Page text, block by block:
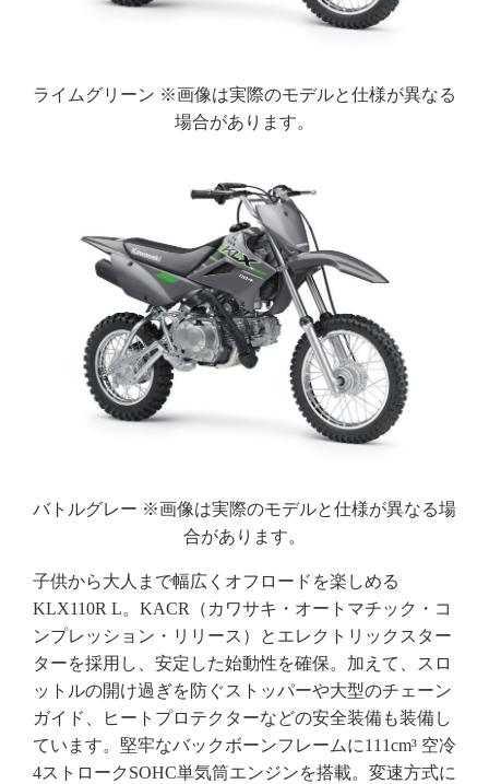
ライムグリーン ※画像は実際のモデルと仕様が異なる
場合があります。
バトルグレー ※画像は実際のモデルと仕様が異なる場
合があります。
子供から大人まで幅広くオフロードを楽しめる
KLX110R L。KACR（カワサキ・オートマチック・コ
ンプレッション・リリース）とエレクトリックスター
ターを採用し、安定した始動性を確保。加えて、スロ
ットルの開け過ぎを防ぐストッパーや大型のチェーン
ガイド、ヒートプロテクターなどの安全装備も装備し
ています。堅牢なバックボーンフレームに111cm³ 空冷
4ストロークSOHC単気筒エンジンを搭載。変速方式に